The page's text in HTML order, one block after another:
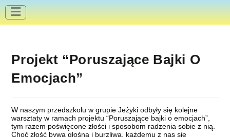
treści
Projekt “Poruszające Bajki O
Emocjach”
W naszym przedszkolu w grupie Jeżyki odbyły się kolejne
warsztaty w ramach projektu “Poruszające bajki o emocjach”,
tym razem poświęcone złości i sposobom radzenia sobie z nią.
Choć złość bywa głośna i burzliwa, każdemu z nas się